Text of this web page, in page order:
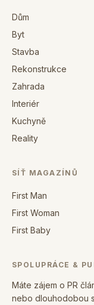
Dům
Byt
Stavba
Rekonstrukce
Zahrada
Interiér
Kuchyně
Reality
SÍŤ MAGAZÍNŮ
First Man
First Woman
First Baby
SPOLUPRÁCE &
Máte zájem o PR
nebo dlouhodobou